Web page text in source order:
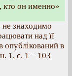
он именно»
знаходимо
над її
опублікований в
1, с. 1 – 103